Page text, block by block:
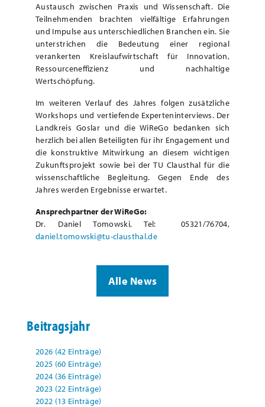
Austausch zwischen Praxis und Wissenschaft. Die
Teilnehmenden brachten vielfältige Erfahrungen
und Impulse aus unterschiedlichen Branchen ein. Sie
unterstrichen die Bedeutung einer regional
verankerten Kreislaufwirtschaft für Innovation,
Ressourceneffizienz und nachhaltige
Wertschöpfung.
Im weiteren Verlauf des Jahres folgen zusätzliche
Workshops und vertiefende Experteninterviews. Der
Landkreis Goslar und die WiReGo bedanken sich
herzlich bei allen Beteiligten für ihr Engagement und
die konstruktive Mitwirkung an diesem wichtigen
Zukunftsprojekt sowie bei der TU Clausthal für die
wissenschaftliche Begleitung. Gegen Ende des
Jahres werden Ergebnisse erwartet.
Ansprechpartner der WiReGo:
Dr. Daniel Tomowski, Tel: 05321/76704,
daniel.tomowski@tu-clausthal.de
Alle News
Beitragsjahr
2026 (42 Einträge)
2025 (60 Einträge)
2024 (36 Einträge)
2023 (22 Einträge)
2022 (13 Einträge)